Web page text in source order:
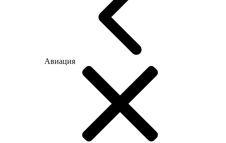
Авиация